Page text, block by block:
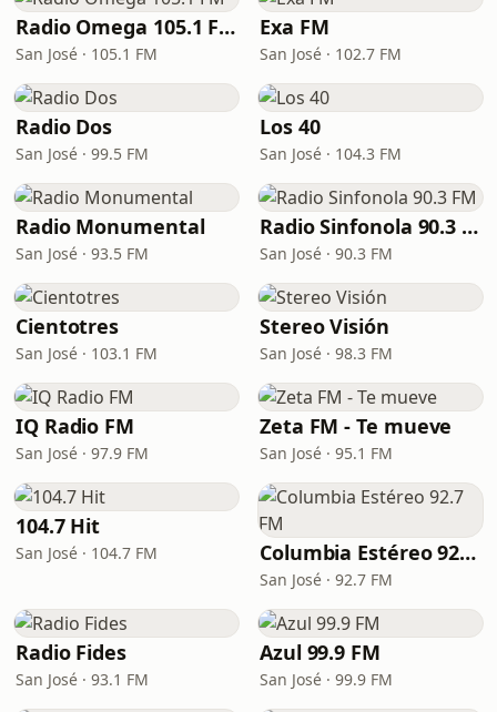
Radio Omega 105.1 FM
San José · 105.1 FM
Exa FM
San José · 102.7 FM
Radio Dos
San José · 99.5 FM
Los 40
San José · 104.3 FM
Radio Monumental
San José · 93.5 FM
Radio Sinfonola 90.3 FM
San José · 90.3 FM
Cientotres
San José · 103.1 FM
Stereo Visión
San José · 98.3 FM
IQ Radio FM
San José · 97.9 FM
Zeta FM - Te mueve
San José · 95.1 FM
104.7 Hit
San José · 104.7 FM Columbia Estéreo 92.7 FM
San José · 92.7 FM
Radio Fides
San José · 93.1 FM
Azul 99.9 FM
San José · 99.9 FM